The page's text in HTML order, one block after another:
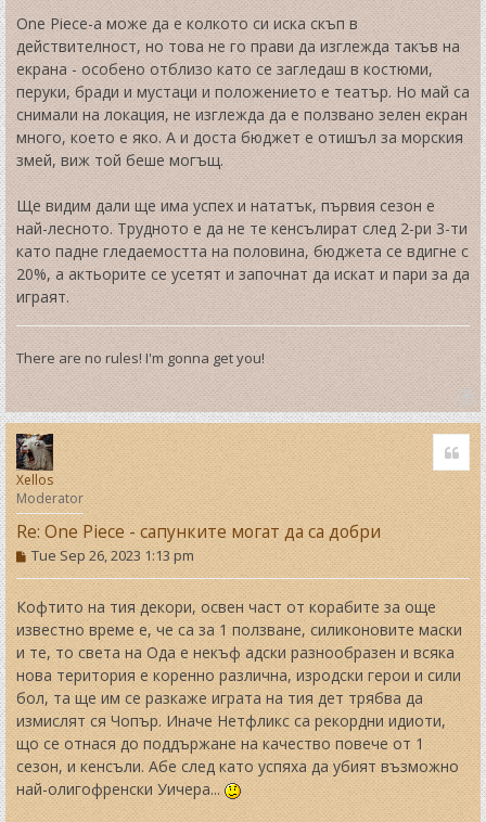
One Piece-а може да е колкото си иска скъп в
действителност, но това не го прави да изглежда такъв на
екрана - особено отблизо като се загледаш в костюми,
перуки, бради и мустаци и положението е театър. Но май са
снимали на локация, не изглежда да е ползвано зелен екран
много, което е яко. А и доста бюджет е отишъл за морския
змей, виж той беше могъщ.
Ще видим дали ще има успех и нататък, първия сезон е
най-лесното. Трудното е да не те кенсълират след 2-ри 3-ти
като падне гледаемостта на половина, бюджета се вдигне с
20%, а актьорите се усетят и започнат да искат и пари за да
играят.
There are no rules! I'm gonna get you!
T
o
p
Xellos
Moderator
Re: One Piece - сапунките могат да са добри
P
o
s
t
Tue Sep 26, 2023 1:13 pm
Кофтито на тия декори, освен част от корабите за още
известно време е, че са за 1 ползване, силиконовите маски
и те, то света на Ода е некъф адски разнообразен и всяка
нова територия е коренно различна, изродски герои и сили
бол, та ще им се разкаже играта на тия дет трябва да
измислят ся Чопър. Иначе Нетфликс са рекордни идиоти,
що се отнася до поддържане на качество повече от 1
сезон, и кенсъли. Абе след като успяха да убият възможно
най-олигофренски Уичера...